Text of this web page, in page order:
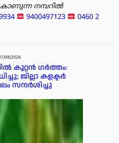
കാണുന്ന നമ്പറിൽ
9400497123
0460 2
08/2026
കൂറ്റൻ ഗർത്തം:
ജില്ലാ കളക്ടർ
സന്ദർശിച്ചു